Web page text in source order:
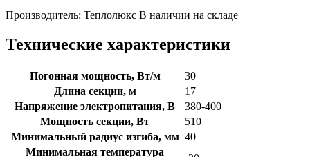
Производитель: Теплолюкс В наличии на складе
Технические характеристики
Погонная мощность, Вт/м
30
Длина секции, м
17
Напряжение электропитания, В
380-400
Мощность секции, Вт
510
Минимальный радиус изгиба, мм 40
Минимальная температура